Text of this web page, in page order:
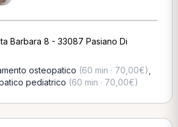
Barbara 8 - 33087 Pasiano Di
osteopatico (60 min · 70,00€)
pediatrico (60 min · 70,00€)